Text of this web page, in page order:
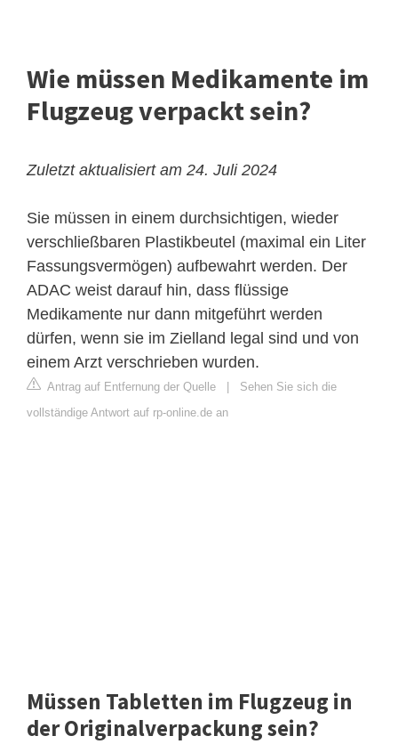
Wie müssen Medikamente im
Flugzeug verpackt sein?
Zuletzt aktualisiert am 24. Juli 2024
Sie müssen in einem durchsichtigen, wieder
verschließbaren Plastikbeutel (maximal ein Liter
Fassungsvermögen) aufbewahrt werden. Der
ADAC weist darauf hin, dass flüssige
Medikamente nur dann mitgeführt werden
dürfen, wenn sie im Zielland legal sind und von
einem Arzt verschrieben wurden.
Antrag auf Entfernung der Quelle
Sehen Sie sich die
vollständige Antwort auf rp-online.de an
Müssen Tabletten im Flugzeug in
der Originalverpackung sein?